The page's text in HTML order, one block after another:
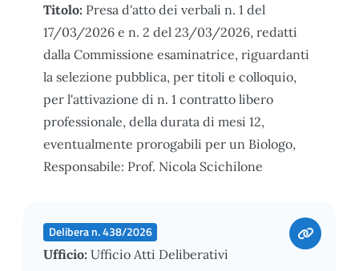
Titolo: Presa d'atto dei verbali n. 1 del
17/03/2026 e n. 2 del 23/03/2026, redatti
dalla Commissione esaminatrice, riguardanti
la selezione pubblica, per titoli e colloquio,
per l'attivazione di n. 1 contratto libero
professionale, della durata di mesi 12,
eventualmente prorogabili per un Biologo,
Responsabile: Prof. Nicola Scichilone
Delibera n. 438/2026
Ufficio: Ufficio Atti Deliberativi